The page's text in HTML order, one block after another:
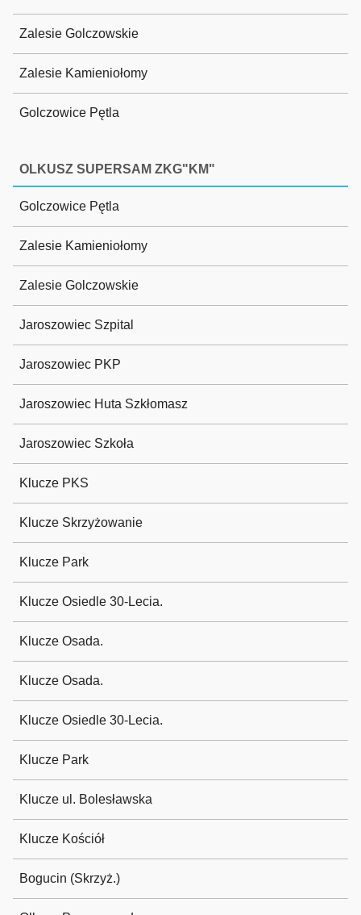
Zalesie Golczowskie
Zalesie Kamieniołomy
Golczowice Pętla
OLKUSZ SUPERSAM ZKG"KM"
Golczowice Pętla
Zalesie Kamieniołomy
Zalesie Golczowskie
Jaroszowiec Szpital
Jaroszowiec PKP
Jaroszowiec Huta Szkłomasz
Jaroszowiec Szkoła
Klucze PKS
Klucze Skrzyżowanie
Klucze Park
Klucze Osiedle 30-Lecia.
Klucze Osada.
Klucze Osada.
Klucze Osiedle 30-Lecia.
Klucze Park
Klucze ul. Bolesławska
Klucze Kościół
Bogucin (Skrzyż.)